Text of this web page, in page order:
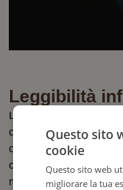
Leggibilità
La visualizzazione
conferisce al Sea
ogni circostanza. Gli
castone e la lunetta
manualmente con una
Questo sito
cookie
Questo sito web
migliorare la tua